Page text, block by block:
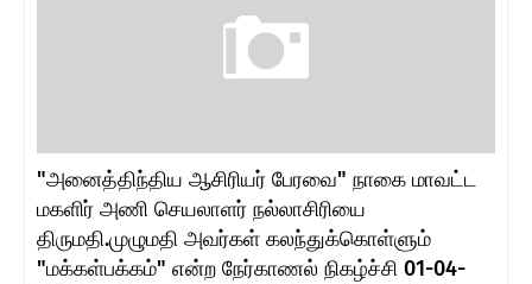
"அனைத்திந்திய ஆசிரியர் பேரவை" நாகை மாவட்ட
மகளிர் அணி செயலாளர் நல்லாசிரியை
திருமதி.முழுமதி அவர்கள் கலந்துக்கொள்ளும்
"மக்கள்பக்கம்" என்ற நேர்காணல் நிகழ்ச்சி 01-04-